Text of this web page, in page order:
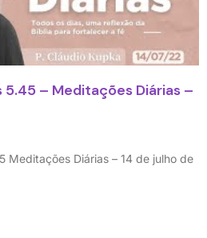
5.45 – Meditações Diárias –
Meditações Diárias – 14 de julho de